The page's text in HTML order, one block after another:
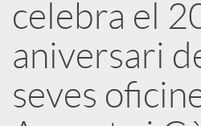
l
i
celebra el
aniversari
seves